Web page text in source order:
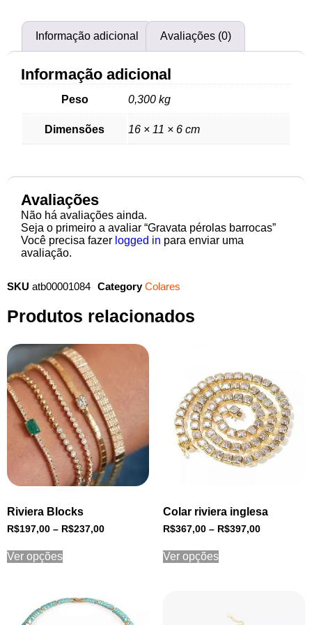
Informação adicional Avaliações (0)
Informação adicional
Peso 0,300 kg
Dimensões 16 × 11 × 6 cm
Avaliações
Não há avaliações ainda.
Seja o primeiro a avaliar “Gravata pérolas barrocas”
Você precisa fazer logged in para enviar uma
avaliação.
SKU atb00001084 Category Colares
Produtos relacionados
Riviera Blocks
R$197,00 – R$237,00
Ver opções
Colar riviera inglesa
R$367,00 – R$397,00
Ver opções